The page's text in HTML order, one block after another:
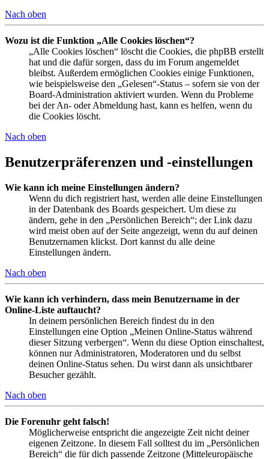
Nach oben
Wozu ist die Funktion „Alle Cookies löschen“?
„Alle Cookies löschen“ löscht die Cookies, die phpBB erstellt
hat und die dafür sorgen, dass du im Forum angemeldet
bleibst. Außerdem ermöglichen Cookies einige Funktionen,
wie beispielsweise den „Gelesen“-Status – sofern sie von der
Board-Administration aktiviert wurden. Wenn du Probleme
bei der An- oder Abmeldung hast, kann es helfen, wenn du
die Cookies löscht.
Nach oben
Benutzerpräferenzen und -einstellungen
Wie kann ich meine Einstellungen ändern?
Wenn du dich registriert hast, werden alle deine Einstellungen
in der Datenbank des Boards gespeichert. Um diese zu
ändern, gehe in den „Persönlichen Bereich“; der Link dazu
wird meist oben auf der Seite angezeigt, wenn du auf deinen
Benutzernamen klickst. Dort kannst du alle deine
Einstellungen ändern.
Nach oben
Wie kann ich verhindern, dass mein Benutzername in der
Online-Liste auftaucht?
In deinem persönlichen Bereich findest du in den
Einstellungen eine Option „Meinen Online-Status während
dieser Sitzung verbergen“. Wenn du diese Option einschaltest,
können nur Administratoren, Moderatoren und du selbst
deinen Online-Status sehen. Du wirst dann als unsichtbarer
Besucher gezählt.
Nach oben
Die Forenuhr geht falsch!
Möglicherweise entspricht die angezeigte Zeit nicht deiner
eigenen Zeitzone. In diesem Fall solltest du im „Persönlichen
Bereich“ die für dich passende Zeitzone (Mitteleuropäische